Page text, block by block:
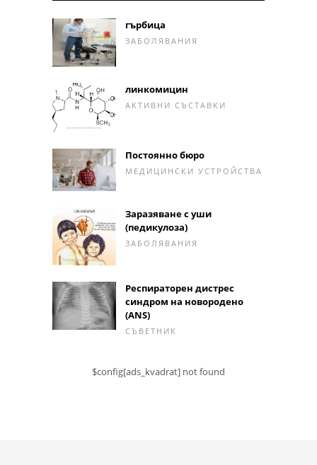
гърбица
ЗАБОЛЯВАНИЯ
линкомицин
АКТИВНИ СЪСТАВКИ
Постоянно бюро
МЕДИЦИНСКИ УСТРОЙСТВА
Заразяване с уши
(педикулоза)
ЗАБОЛЯВАНИЯ
Респираторен дистрес
синдром на новородено
(ANS)
СЪВЕТНИК
$config[ads_kvadrat] not found